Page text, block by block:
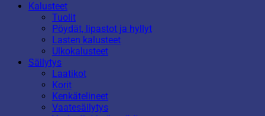
Kalusteet
Tuolit
Pöydät, lipastot ja hyllyt
Lasten kalusteet
Ulkokalusteet
Säilytys
Laatikot
Korit
Kenkätelineet
Vaatesäilytys